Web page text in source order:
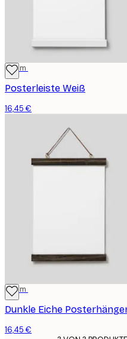
22 cm
Posterleiste Weiß
16,45 €
22 cm
Dunkle Eiche
16,45 €